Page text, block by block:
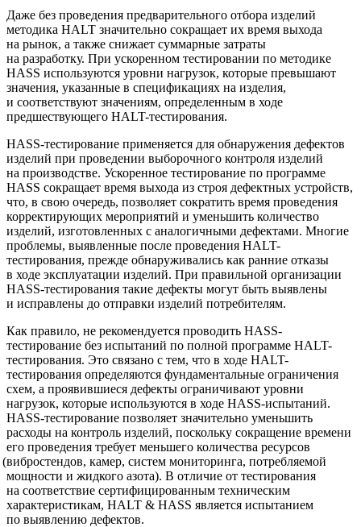
Даже без проведения предварительного отбора изделий
методика HALT значительно сокращает их время выхода
на рынок, а также снижает суммарные затраты
на разработку. При ускоренном тестировании по методике
HASS используются уровни нагрузок, которые превышают
значения, указанные в спецификациях на изделия,
и соответствуют значениям, определенным в ходе
предшествующего HALT-тестирования.
HASS-тестирование применяется для обнаружения дефектов
изделий при проведении выборочного контроля изделий
на производстве. Ускоренное тестирование по программе
HASS сокращает время выхода из строя дефектных устройств,
что, в свою очередь, позволяет сократить время проведения
корректирующих мероприятий и уменьшить количество
изделий, изготовленных с аналогичными дефектами. Многие
проблемы, выявленные после проведения HALT-
тестирования, прежде обнаруживались как ранние отказы
в ходе эксплуатации изделий. При правильной организации
HASS-тестирования такие дефекты могут быть выявлены
и исправлены до отправки изделий потребителям.
Как правило, не рекомендуется проводить HASS-
тестирование без испытаний по полной программе HALT-
тестирования. Это связано с тем, что в ходе HALT-
тестирования определяются фундаментальные ограничения
схем, а проявившиеся дефекты ограничивают уровни
нагрузок, которые используются в ходе HASS-испытаний.
HASS-тестирование позволяет значительно уменьшить
расходы на контроль изделий, поскольку сокращение времени
его проведения требует меньшего количества ресурсов
(вибростендов, камер, систем мониторинга, потребляемой
мощности и жидкого азота). В отличие от тестирования
на соответствие сертифицированным техническим
характеристикам, HALT & HASS является испытанием
по выявлению дефектов.